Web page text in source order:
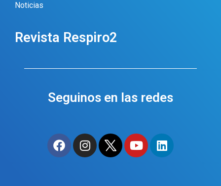
Noticias
Revista Respiro2
Seguinos en las redes
F
a
c
I
n
s
I
c
o
Y
o
u
L
i
n